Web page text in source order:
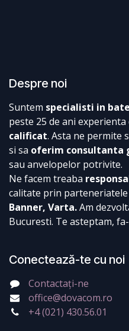
Despre noi
Suntem specialisti in
peste 25 de ani
calificat. Asta ne permite
si sa oferim consultanta
sau anvelopelor potrivite.
Ne facem treaba
calitate prin parteneriatele
Banner, Varta.Am
Bucuresti. Te asteptam,
Conectează-te cu noi
Contactați-ne
office@dovacom.ro
+4 (021) 430.56.01